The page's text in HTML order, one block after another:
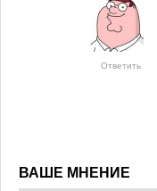
Ответить
ВАШЕ МНЕНИЕ